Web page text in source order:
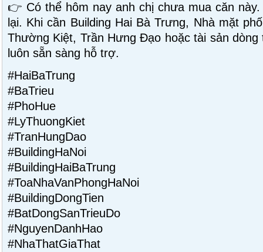
👉 Có thể hôm nay anh chị chưa mua căn
lại. Khi cần Building Hai Bà Trưng, Nhà mặt
Thường Kiệt, Trần Hưng Đạo hoặc tài sản dòng
luôn sẵn sàng hỗ trợ.
#HaiBaTrung
#BaTrieu
#PhoHue
#LyThuongKiet
#TranHungDao
#BuildingHaNoi
#BuildingHaiBaTrung
#ToaNhaVanPhongHaNoi
#BuildingDongTien
#BatDongSanTrieuDo
#NguyenDanhHao
#NhaThatGiaThat